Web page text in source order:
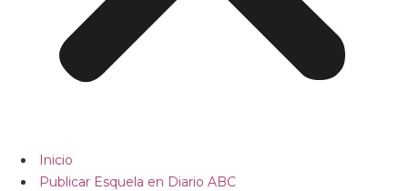
Inicio
Publicar Esquela en Diario ABC